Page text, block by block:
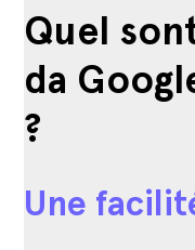
Quel
da
?
Une